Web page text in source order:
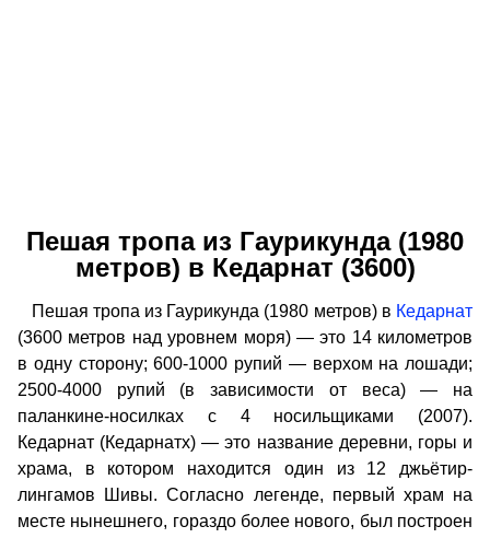
Пешая тропа из Гаурикунда (1980
метров) в Кедарнат (3600)
Пешая тропа из Гаурикунда (1980 метров) в Кедарнат
(3600 метров над уровнем моря) — это 14 километров
в одну сторону; 600-1000 рупий — верхом на лошади;
2500-4000 рупий (в зависимости от веса) — на
паланкине-носилках с 4 носильщиками (2007).
Кедарнат (Кедарнатх) — это название деревни, горы и
храма, в котором находится один из 12 джьётир-
лингамов Шивы. Согласно легенде, первый храм на
месте нынешнего, гораздо более нового, был построен